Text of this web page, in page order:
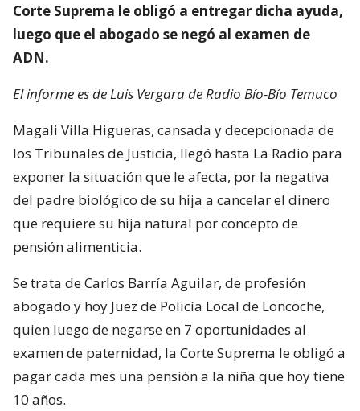
Corte Suprema le obligó a entregar dicha ayuda,
luego que el abogado se negó al examen de
ADN.
El informe es de Luis Vergara de Radio Bío-Bío Temuco
Magali Villa Higueras, cansada y decepcionada de
los Tribunales de Justicia, llegó hasta La Radio para
exponer la situación que le afecta, por la negativa
del padre biológico de su hija a cancelar el dinero
que requiere su hija natural por concepto de
pensión alimenticia.
Se trata de Carlos Barría Aguilar, de profesión
abogado y hoy Juez de Policía Local de Loncoche,
quien luego de negarse en 7 oportunidades al
examen de paternidad, la Corte Suprema le obligó a
pagar cada mes una pensión a la niña que hoy tiene
10 años.